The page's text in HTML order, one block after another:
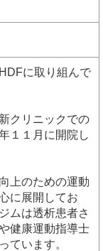
に取り組んで
クリニックでの
１１月に開院し
上のための運動
に展開してお
ムは透析患者さ
健康運動指導士
ています。